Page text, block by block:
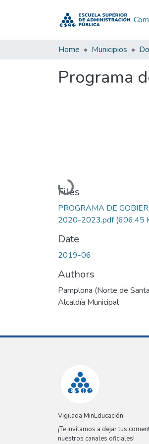
Home Municipios
Programa
Loading...
Files
PROGRAMA DE
2020-2023.pdf(606.45
Date
2019-06
Authors
Pamplona (Norte de
Alcaldía Municipal
Vigilada MinEducación
¡Te invitamos a dejar tus
nuestros canales oficiales!